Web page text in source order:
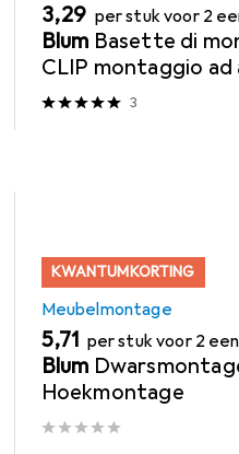
EUR
3,29 per stuk voor 2
Blum Basette di
CLIP montaggio ad
3
KWANTUMKORTING
Meubelmontage
EUR
5,71 per stuk voor 2
Blum
Hoekmontage